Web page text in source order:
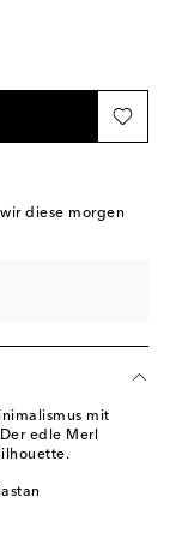
diese morgen
mit
edle Merl